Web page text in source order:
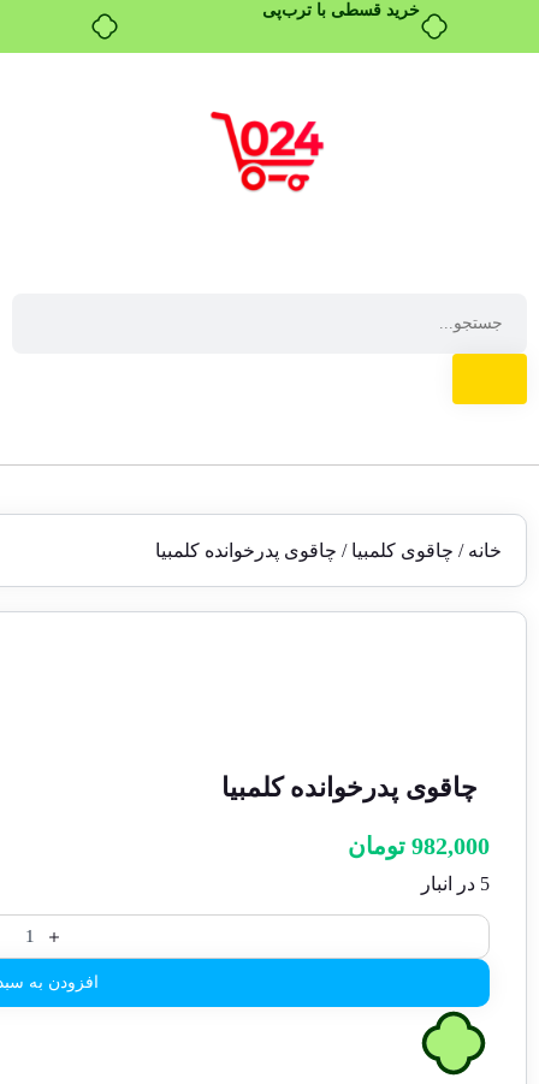
خرید قسطی با ترب‌پی
خانه / چاقوی کلمبیا / چاقوی پدرخوانده کلمبیا
چاقوی پدرخوانده کلمبیا
982,000 تومان
5 در انبار
افزودن به